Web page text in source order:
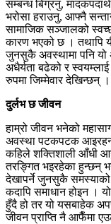
सम्बन्ध बिग्रनु,
भरोसा हराउनु, आफ्नै
सामाजिक सञ्जालको
कारण भएको छ । तथापि
जुनसुकै अवस्थामा पनि यो
अधैर्यता बढेको र
रुपमा जिम्मेवार देखिन्छन् ।
दुर्लभ छ जीवन
हाम्रो जीवन भनेको
अवस्था पटकपटक
कहिले शक्तिशाली आँधी
तरङ्गित भइरहेका हुन्छन्
देखापर्ने जुनसुकै समस्याको
कदापि समाधान होइन ।
हुँदै हो तर यो यसबाहेक
जीवन प्राप्ति नै आफैँमा